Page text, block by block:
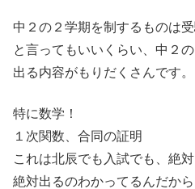
中２の２学期を制するものは受
と言ってもいいくらい、中２
出る内容がもりだくさんです。
特に数学！
１次関数、合同の証明
これは北辰でも入試でも、絶対
絶対出るのわかってるんだか